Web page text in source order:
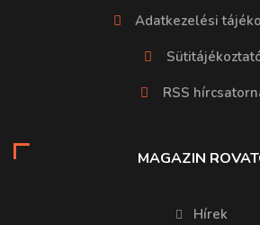
Adatkezelési
RSS
MAGAZIN
Hírek